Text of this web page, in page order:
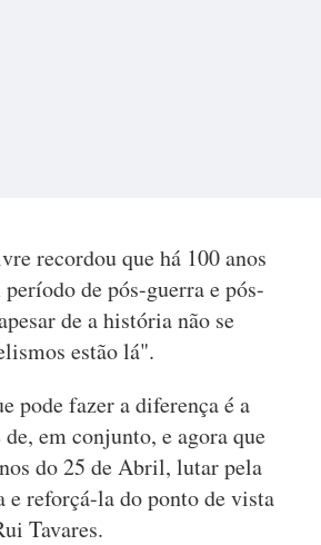
recordou que há 100 anos
de pós-guerra e pós-
de a história não se
estão lá".
pode fazer a diferença é a
de, em conjunto, e agora que
do 25 de Abril, lutar pela
e reforçá-la do ponto de vista
Tavares.